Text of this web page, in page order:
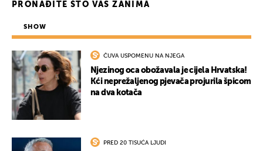
PRONAĐITE ŠTO VAS ZANIMA
SHOW
ČUVA USPOMENU NA NJEGA
Njezinog oca obožavala je cijela Hrvatska!
Kći neprežaljenog pjevača projurila špicom
na dva kotača
PRED 20 TISUĆA LJUDI
UKLJUČITE NOTIFIKACIJE